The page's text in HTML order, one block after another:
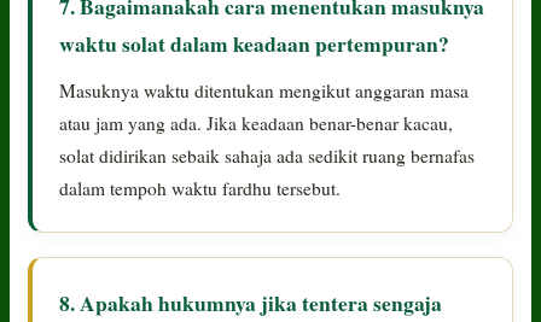
waktu solat dalam keadaan pertempuran?
Masuknya waktu ditentukan mengikut anggaran masa
atau jam yang ada. Jika keadaan benar-benar kacau,
solat didirikan sebaik sahaja ada sedikit ruang bernafas
dalam tempoh waktu fardhu tersebut.
8. Apakah hukumnya jika tentera sengaja